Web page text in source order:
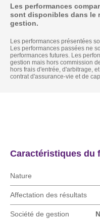
Les performances
sont disponibles dans le
gestion.
Les performances présentées
Les performances passées ne
performances futures. Les
gestion mais hors commission
hors frais d'entrée, d'arbitrage,
contrat d'assurance-vie et de
Caractéristiques du
Nature
Affectation des résultats
Société de gestion